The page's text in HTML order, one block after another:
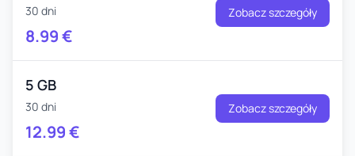
30 dni
8.99€
Zobacz szczegóły
5 GB
30 dni
12.99€
Zobacz szczegóły